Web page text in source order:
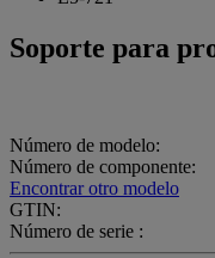
Soporte para
Número de modelo:
Número de componente:
Encontrar otro modelo
GTIN:
Número de serie :